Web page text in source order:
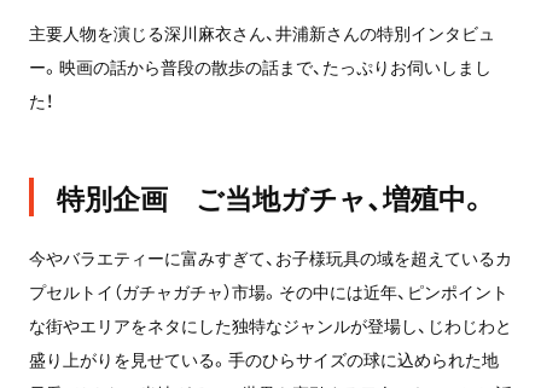
主要人物を演じる深川麻衣さん、井浦新さんの特別インタビュ
ー。映画の話から普段の散歩の話まで、たっぷりお伺いしまし
た！
特別企画 ご当地ガチャ、増殖中。
今やバラエティーに富みすぎて、お子様玩具の域を超えているカ
プセルトイ（ガチャガチャ）市場。その中には近年、ピンポイント
な街やエリアをネタにした独特なジャンルが登場し、じわじわと
盛り上がりを見せている。手のひらサイズの球に込められた地